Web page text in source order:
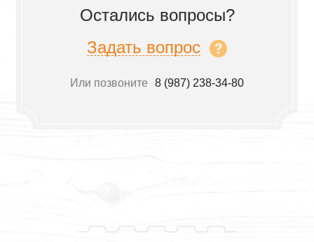
Остались вопросы?
Задать вопрос
Или позвоните 8 (987) 238-34-80